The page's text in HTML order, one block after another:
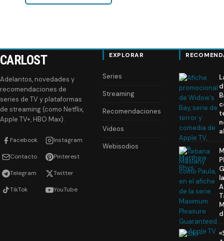
CARLOST
Adelantos, novedades y
recomendaciones de
series de TV y plataformas
de streaming (como Netflix,
Apple TV+, HBO Max).
Facebook Instagram
Contacto Pinterest
Telegram Twitter
TikTok YouTube
EXPLORAR
Series
Streaming
Recomendaciones
Videos
Webisodios